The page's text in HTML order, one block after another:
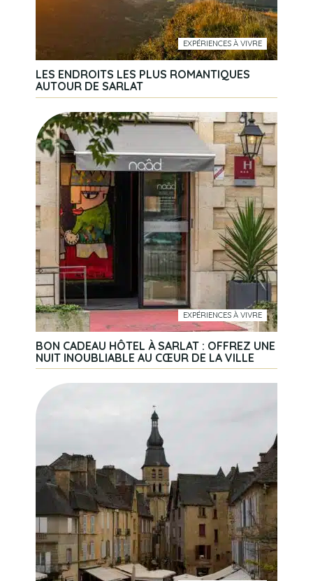
EXPÉRIENCES À VIVRE
LES ENDROITS LES PLUS ROMANTIQUES
AUTOUR DE SARLAT
EXPÉRIENCES À VIVRE
BON CADEAU HÔTEL À SARLAT : OFFREZ UNE
NUIT INOUBLIABLE AU CŒUR DE LA VILLE